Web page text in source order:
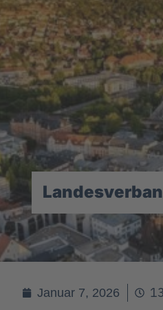
Januar 7, 2026